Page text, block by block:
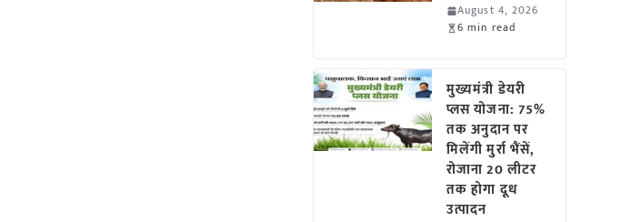
August 4, 2026
6 min read
मुख्यमंत्री डेयरी
प्लस योजना: 75%
तक अनुदान पर
मिलेंगी मुर्रा भैंसें,
रोजाना 20 लीटर
तक होगा दूध
उत्पादन